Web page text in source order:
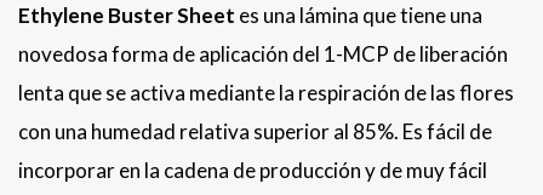
Ethylene Buster Sheet es una lámina que tiene una
novedosa forma de aplicación del 1-MCP de liberación
lenta que se activa mediante la respiración de las flores
con una humedad relativa superior al 85%. Es fácil de
incorporar en la cadena de producción y de muy fácil